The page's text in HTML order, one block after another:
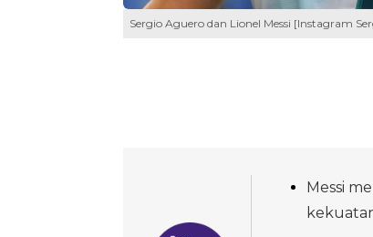
Sergio Aguero dan Lionel Messi [Instagram
Messi